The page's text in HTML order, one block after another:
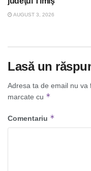
AUGUST 3, 2026
Lasă un
Adresa ta de email nu va
marcate cu *
Comentariu *